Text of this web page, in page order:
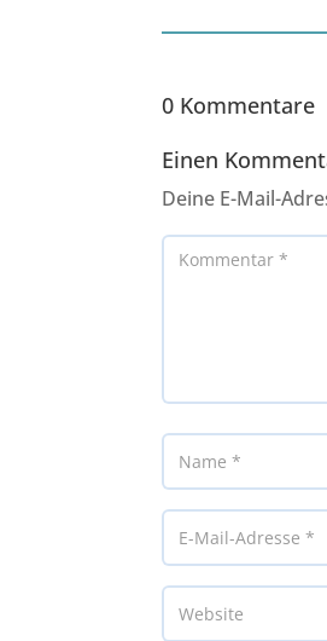
0 Kommentare
Einen
Deine E-Mail-